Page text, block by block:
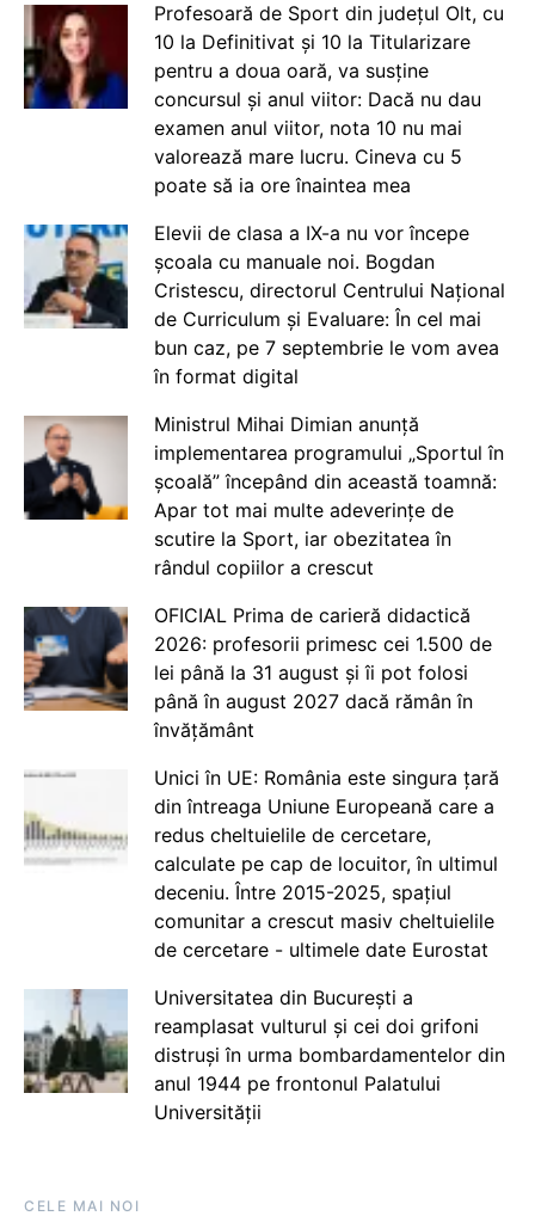
Profesoară de Sport din județul Olt, cu
10 la Definitivat și 10 la Titularizare
pentru a doua oară, va susține
concursul și anul viitor: Dacă nu dau
examen anul viitor, nota 10 nu mai
valorează mare lucru. Cineva cu 5
poate să ia ore înaintea mea
Elevii de clasa a IX-a nu vor începe
școala cu manuale noi. Bogdan
Cristescu, directorul Centrului Național
de Curriculum și Evaluare: În cel mai
bun caz, pe 7 septembrie le vom avea
în format digital
Ministrul Mihai Dimian anunță
implementarea programului „Sportul în
școală” începând din această toamnă:
Apar tot mai multe adeverințe de
scutire la Sport, iar obezitatea în
rândul copiilor a crescut
OFICIAL Prima de carieră didactică
2026: profesorii primesc cei 1.500 de
lei până la 31 august și îi pot folosi
până în august 2027 dacă rămân în
învățământ
Unici în UE: România este singura țară
din întreaga Uniune Europeană care a
redus cheltuielile de cercetare,
calculate pe cap de locuitor, în ultimul
deceniu. Între 2015-2025, spațiul
comunitar a crescut masiv cheltuielile
de cercetare - ultimele date Eurostat
Universitatea din București a
reamplasat vulturul și cei doi grifoni
distruși în urma bombardamentelor din
anul 1944 pe frontonul Palatului
Universității
CELE MAI NOI